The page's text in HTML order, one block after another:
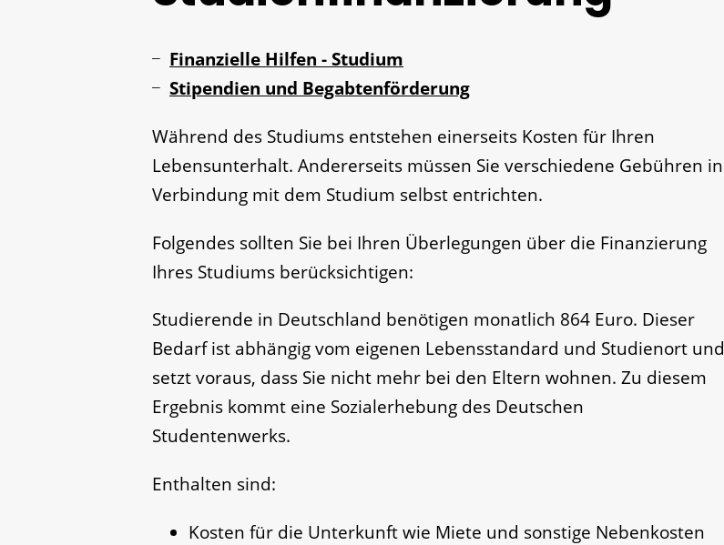
Finanzielle Hilfen - Studium
Stipendien und Begabtenförderung
Während des Studiums entstehen einerseits Kosten für Ihren
Lebensunterhalt. Andererseits müssen Sie verschiedene Gebühren in
Verbindung mit dem Studium selbst entrichten.
Folgendes sollten Sie bei Ihren Überlegungen über die Finanzierung
Ihres Studiums berücksichtigen:
Studierende in Deutschland benötigen monatlich 864 Euro. Dieser
Bedarf ist abhängig vom eigenen Lebensstandard und Studienort und
setzt voraus, dass Sie nicht mehr bei den Eltern wohnen. Zu diesem
Ergebnis kommt eine Sozialerhebung des Deutschen
Studentenwerks.
Enthalten sind:
Kosten für die Unterkunft wie Miete und sonstige Nebenkosten